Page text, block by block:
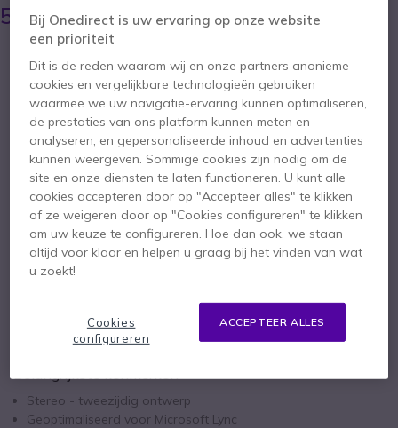
55,95 € ex. BTW- 67,70 € incl. BTW
IN WINKELWAGEN
OFFERTE BINNEN 4 UUR
38 productenop voorraad Levering:24/48 h
62 producten in platformvoorraad
Levering:5-7 dagen
2 jaarFabrieksgarantie
Stereo - tweezijdig ontwerp
Geoptimaliseerd voor Microsoft Lync
Bij Onedirect is uw ervaring op onze website
een prioriteit
Dit is de reden waarom wij en onze partners anonieme
cookies en vergelijkbare technologieën gebruiken
waarmee we uw navigatie-ervaring kunnen optimaliseren,
de prestaties van ons platform kunnen meten en
analyseren, en gepersonaliseerde inhoud en advertenties
kunnen weergeven. Sommige cookies zijn nodig om de
site en onze diensten te laten functioneren. U kunt alle
cookies accepteren door op "Accepteer alles" te klikken
of ze weigeren door op "Cookies configureren" te klikken
om uw keuze te configureren. Hoe dan ook, we staan
altijd voor klaar en helpen u graag bij het vinden van wat
u zoekt!
ACCEPTEER ALLES
Cookies
configureren